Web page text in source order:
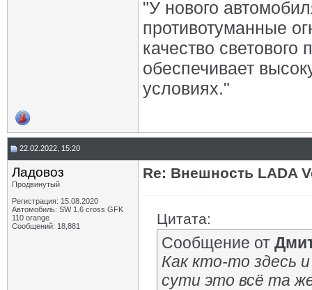
"У нового
противотуманные
качество светового
обеспечивает
условиях."
22.02.2022, 15:20
Ладовоз
Продвинутый
Регистрация: 15.08.2020
Автомобиль: SW 1.6 cross GFK
110 orange
Сообщений: 18,881
Re: Внешность LADA
Цитата:
Сообщение от
Как кто-то здесь
сути это всё та